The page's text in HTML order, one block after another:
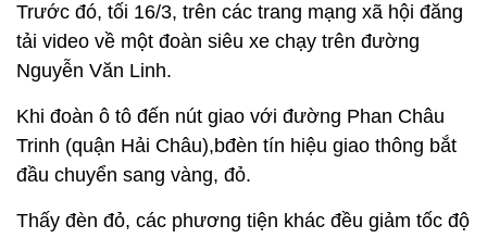
Trước đó, tối 16/3, trên các trang mạng xã hội đăng
tải video về một đoàn siêu xe chạy trên đường
Nguyễn Văn Linh.
Khi đoàn ô tô đến nút giao với đường Phan Châu
Trinh (quận Hải Châu),bđèn tín hiệu giao thông bắt
đầu chuyển sang vàng, đỏ.
Thấy đèn đỏ, các phương tiện khác đều giảm tốc độ